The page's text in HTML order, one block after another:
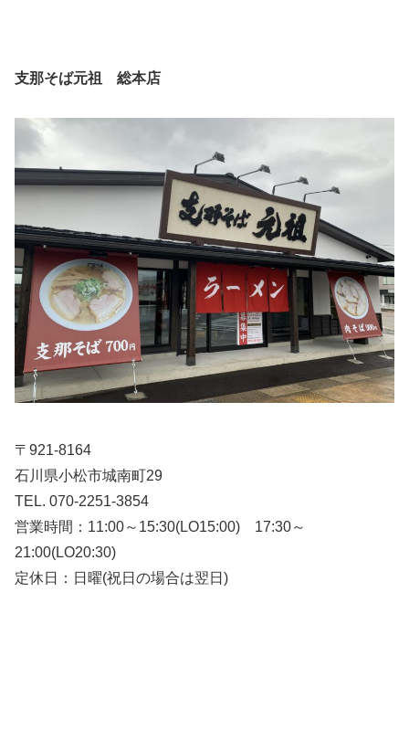
支那そば元祖 総本店
〒921-8164
石川県小松市城南町29
TEL. 070-2251-3854
営業時間：11:00～15:30(LO15:00) 17:30～
21:00(LO20:30)
定休日：日曜(祝日の場合は翌日)